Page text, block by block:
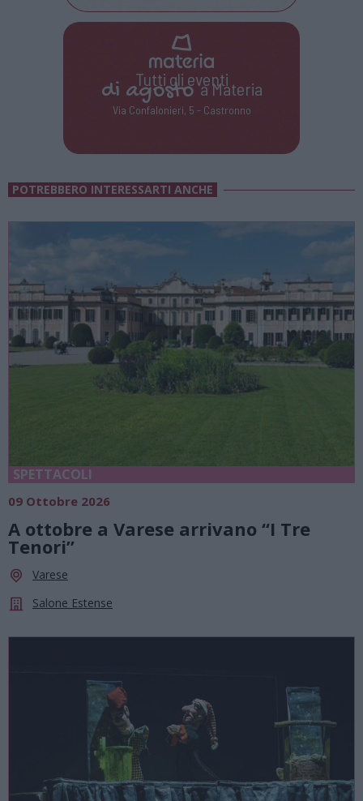
Tutti gli eventi
di agostoa Materia
Via Confalonieri, 5 - Castronno
POTREBBERO INTERESSARTI ANCHE
SPETTACOLI
09 Ottobre 2026
A ottobre a Varese arrivano “I Tre
Tenori”
Varese
Salone Estense